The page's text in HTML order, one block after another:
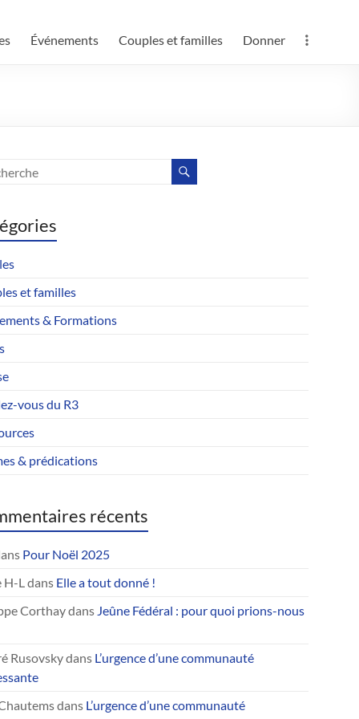
Événements Couples et familles Donner
et familles
& Formations
vous du R3
& prédications
récents
Pour Noël 2025
H-Ldans Elle a tout donné !
Corthaydans Jeûne Fédéral : pour quoi prions-nous
Rusovskydans L’urgence d’une communauté
dans L’urgence d’une communauté